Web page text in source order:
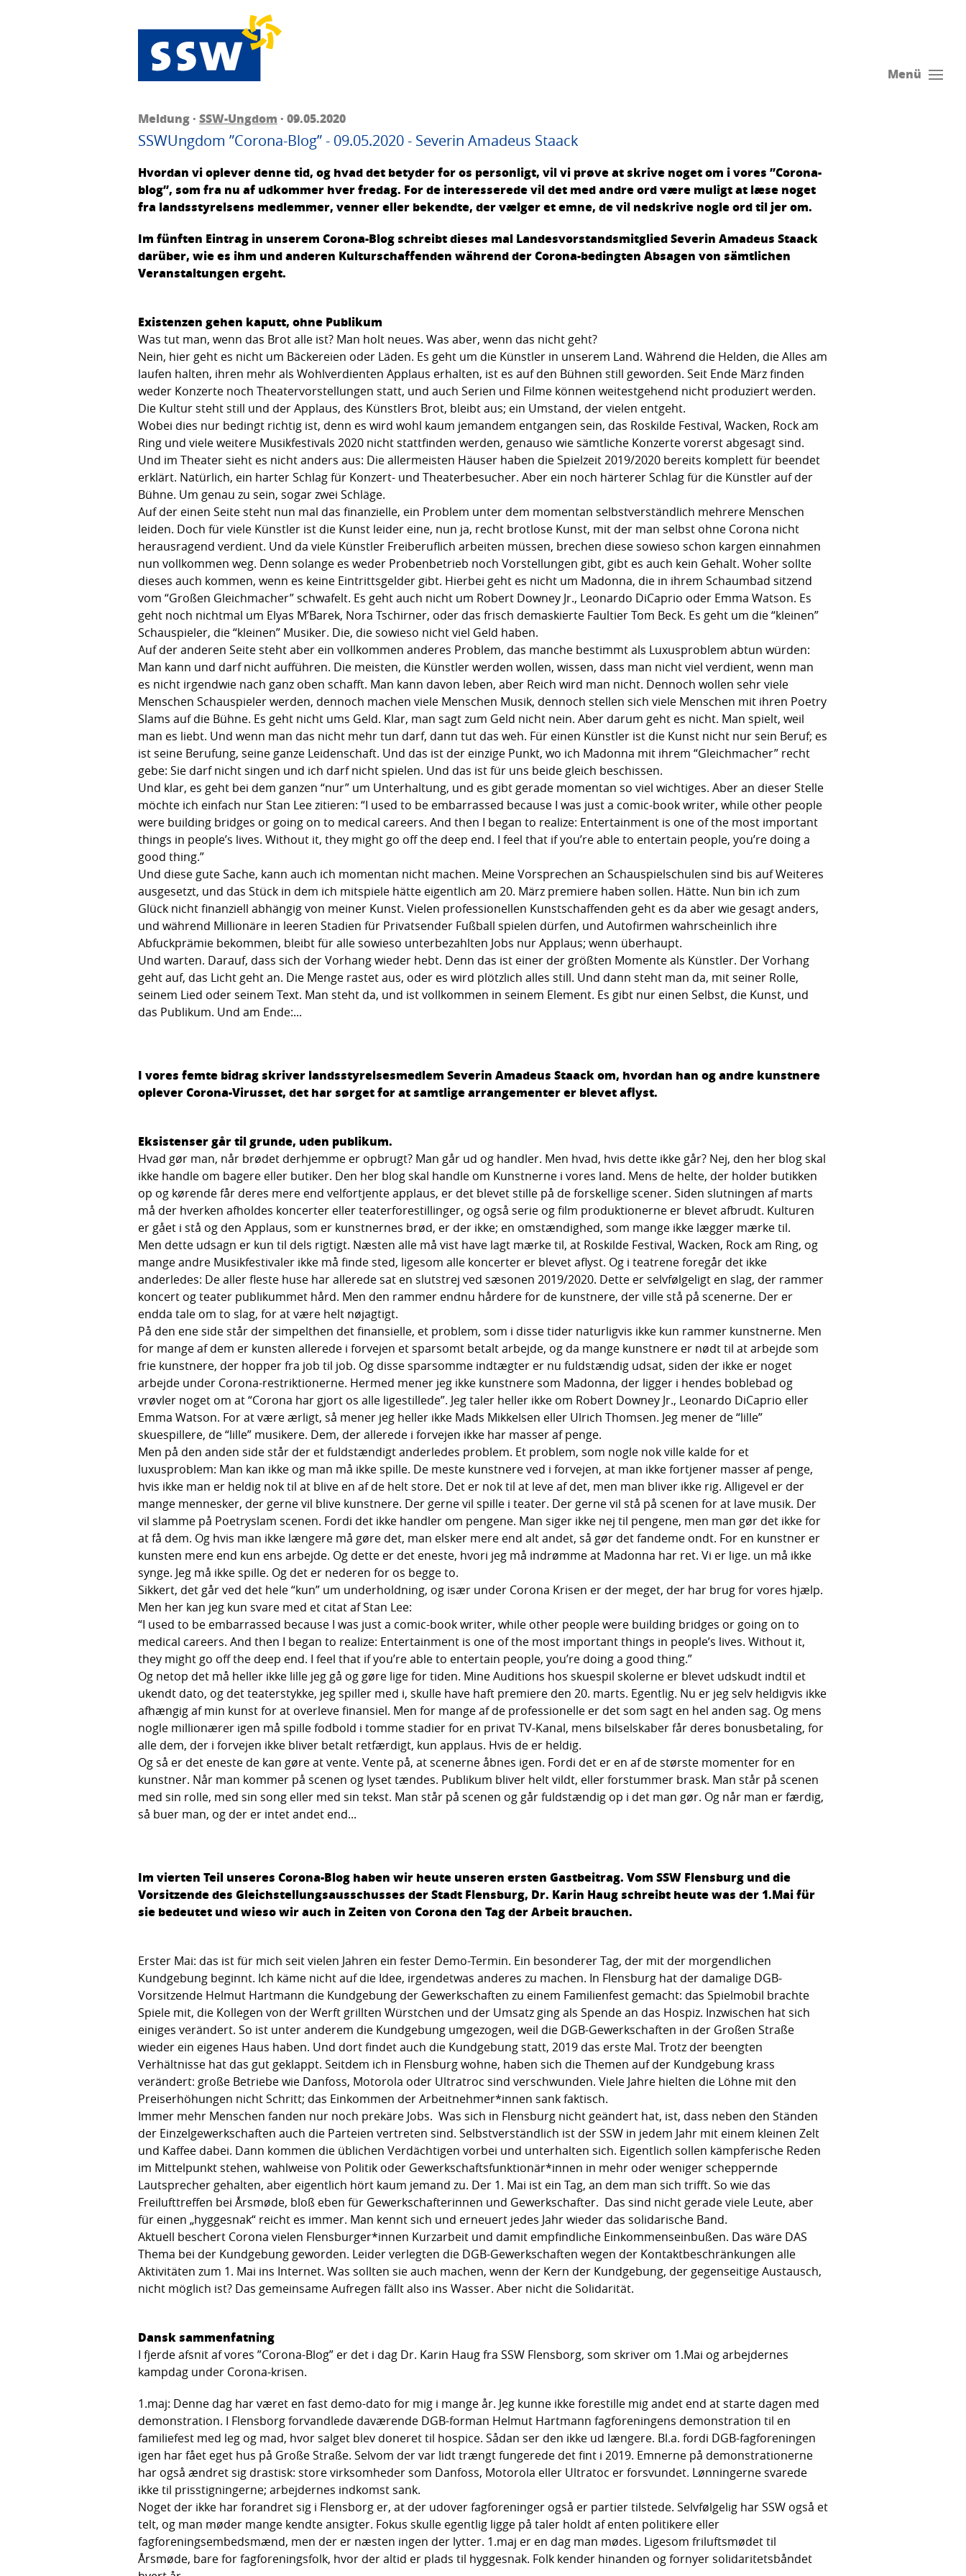
Menü
Meldung · SSW-Ungdom · 09.05.2020
SSWUngdom ”Corona-Blog” - 09.05.2020 - Severin Amadeus Staack
Hvordan vi oplever denne tid, og hvad det betyder for os personligt, vil vi prøve at skrive noget om i vores ”Corona-
blog”, som fra nu af udkommer hver fredag. For de interesserede vil det med andre ord være muligt at læse noget
fra landsstyrelsens medlemmer, venner eller bekendte, der vælger et emne, de vil nedskrive nogle ord til jer om.
Im fünften Eintrag in unserem Corona-Blog schreibt dieses mal Landesvorstandsmitglied Severin Amadeus Staack
darüber, wie es ihm und anderen Kulturschaffenden während der Corona-bedingten Absagen von sämtlichen
Veranstaltungen ergeht.
Existenzen gehen kaputt, ohne Publikum
Was tut man, wenn das Brot alle ist? Man holt neues. Was aber, wenn das nicht geht?
Nein, hier geht es nicht um Bäckereien oder Läden. Es geht um die Künstler in unserem Land. Während die Helden, die Alles am
laufen halten, ihren mehr als Wohlverdienten Applaus erhalten, ist es auf den Bühnen still geworden. Seit Ende März finden
weder Konzerte noch Theatervorstellungen statt, und auch Serien und Filme können weitestgehend nicht produziert werden.
Die Kultur steht still und der Applaus, des Künstlers Brot, bleibt aus; ein Umstand, der vielen entgeht.
Wobei dies nur bedingt richtig ist, denn es wird wohl kaum jemandem entgangen sein, das Roskilde Festival, Wacken, Rock am
Ring und viele weitere Musikfestivals 2020 nicht stattfinden werden, genauso wie sämtliche Konzerte vorerst abgesagt sind.
Und im Theater sieht es nicht anders aus: Die allermeisten Häuser haben die Spielzeit 2019/2020 bereits komplett für beendet
erklärt. Natürlich, ein harter Schlag für Konzert- und Theaterbesucher. Aber ein noch härterer Schlag für die Künstler auf der
Bühne. Um genau zu sein, sogar zwei Schläge.
Auf der einen Seite steht nun mal das finanzielle, ein Problem unter dem momentan selbstverständlich mehrere Menschen
leiden. Doch für viele Künstler ist die Kunst leider eine, nun ja, recht brotlose Kunst, mit der man selbst ohne Corona nicht
herausragend verdient. Und da viele Künstler Freiberuflich arbeiten müssen, brechen diese sowieso schon kargen einnahmen
nun vollkommen weg. Denn solange es weder Probenbetrieb noch Vorstellungen gibt, gibt es auch kein Gehalt. Woher sollte
dieses auch kommen, wenn es keine Eintrittsgelder gibt. Hierbei geht es nicht um Madonna, die in ihrem Schaumbad sitzend
vom “Großen Gleichmacher” schwafelt. Es geht auch nicht um Robert Downey Jr., Leonardo DiCaprio oder Emma Watson. Es
geht noch nichtmal um Elyas M’Barek, Nora Tschirner, oder das frisch demaskierte Faultier Tom Beck. Es geht um die “kleinen”
Schauspieler, die “kleinen” Musiker. Die, die sowieso nicht viel Geld haben.
Auf der anderen Seite steht aber ein vollkommen anderes Problem, das manche bestimmt als Luxusproblem abtun würden:
Man kann und darf nicht aufführen. Die meisten, die Künstler werden wollen, wissen, dass man nicht viel verdient, wenn man
es nicht irgendwie nach ganz oben schafft. Man kann davon leben, aber Reich wird man nicht. Dennoch wollen sehr viele
Menschen Schauspieler werden, dennoch machen viele Menschen Musik, dennoch stellen sich viele Menschen mit ihren Poetry
Slams auf die Bühne. Es geht nicht ums Geld. Klar, man sagt zum Geld nicht nein. Aber darum geht es nicht. Man spielt, weil
man es liebt. Und wenn man das nicht mehr tun darf, dann tut das weh. Für einen Künstler ist die Kunst nicht nur sein Beruf; es
ist seine Berufung, seine ganze Leidenschaft. Und das ist der einzige Punkt, wo ich Madonna mit ihrem “Gleichmacher” recht
gebe: Sie darf nicht singen und ich darf nicht spielen. Und das ist für uns beide gleich beschissen.
Und klar, es geht bei dem ganzen “nur” um Unterhaltung, und es gibt gerade momentan so viel wichtiges. Aber an dieser Stelle
möchte ich einfach nur Stan Lee zitieren: “I used to be embarrassed because I was just a comic-book writer, while other people
were building bridges or going on to medical careers. And then I began to realize: Entertainment is one of the most important
things in people’s lives. Without it, they might go off the deep end. I feel that if you’re able to entertain people, you’re doing a
good thing.”
Und diese gute Sache, kann auch ich momentan nicht machen. Meine Vorsprechen an Schauspielschulen sind bis auf Weiteres
ausgesetzt, und das Stück in dem ich mitspiele hätte eigentlich am 20. März premiere haben sollen. Hätte. Nun bin ich zum
Glück nicht finanziell abhängig von meiner Kunst. Vielen professionellen Kunstschaffenden geht es da aber wie gesagt anders,
und während Millionäre in leeren Stadien für Privatsender Fußball spielen dürfen, und Autofirmen wahrscheinlich ihre
Abfuckprämie bekommen, bleibt für alle sowieso unterbezahlten Jobs nur Applaus; wenn überhaupt.
Und warten. Darauf, dass sich der Vorhang wieder hebt. Denn das ist einer der größten Momente als Künstler. Der Vorhang
geht auf, das Licht geht an. Die Menge rastet aus, oder es wird plötzlich alles still. Und dann steht man da, mit seiner Rolle,
seinem Lied oder seinem Text. Man steht da, und ist vollkommen in seinem Element. Es gibt nur einen Selbst, die Kunst, und
das Publikum. Und am Ende:...
I vores femte bidrag skriver landsstyrelsesmedlem Severin Amadeus Staack om, hvordan han og andre kunstnere
oplever Corona-Virusset, det har sørget for at samtlige arrangementer er blevet aflyst.
Eksistenser går til grunde, uden publikum.
Hvad gør man, når brødet derhjemme er opbrugt? Man går ud og handler. Men hvad, hvis dette ikke går? Nej, den her blog skal
ikke handle om bagere eller butiker. Den her blog skal handle om Kunstnerne i vores land. Mens de helte, der holder butikken
op og kørende får deres mere end velfortjente applaus, er det blevet stille på de forskellige scener. Siden slutningen af marts
må der hverken afholdes koncerter eller teaterforestillinger, og også serie og film produktionerne er blevet afbrudt. Kulturen
er gået i stå og den Applaus, som er kunstnernes brød, er der ikke; en omstændighed, som mange ikke lægger mærke til.
Men dette udsagn er kun til dels rigtigt. Næsten alle må vist have lagt mærke til, at Roskilde Festival, Wacken, Rock am Ring, og
mange andre Musikfestivaler ikke må finde sted, ligesom alle koncerter er blevet aflyst. Og i teatrene foregår det ikke
anderledes: De aller fleste huse har allerede sat en slutstrej ved sæsonen 2019/2020. Dette er selvfølgeligt en slag, der rammer
koncert og teater publikummet hård. Men den rammer endnu hårdere for de kunstnere, der ville stå på scenerne. Der er
endda tale om to slag, for at være helt nøjagtigt.
På den ene side står der simpelthen det finansielle, et problem, som i disse tider naturligvis ikke kun rammer kunstnerne. Men
for mange af dem er kunsten allerede i forvejen et sparsomt betalt arbejde, og da mange kunstnere er nødt til at arbejde som
frie kunstnere, der hopper fra job til job. Og disse sparsomme indtægter er nu fuldstændig udsat, siden der ikke er noget
arbejde under Corona-restriktionerne. Hermed mener jeg ikke kunstnere som Madonna, der ligger i hendes boblebad og
vrøvler noget om at “Corona har gjort os alle ligestillede”. Jeg taler heller ikke om Robert Downey Jr., Leonardo DiCaprio eller
Emma Watson. For at være ærligt, så mener jeg heller ikke Mads Mikkelsen eller Ulrich Thomsen. Jeg mener de “lille”
skuespillere, de “lille” musikere. Dem, der allerede i forvejen ikke har masser af penge.
Men på den anden side står der et fuldstændigt anderledes problem. Et problem, som nogle nok ville kalde for et
luxusproblem: Man kan ikke og man må ikke spille. De meste kunstnere ved i forvejen, at man ikke fortjener masser af penge,
hvis ikke man er heldig nok til at blive en af de helt store. Det er nok til at leve af det, men man bliver ikke rig. Alligevel er der
mange mennesker, der gerne vil blive kunstnere. Der gerne vil spille i teater. Der gerne vil stå på scenen for at lave musik. Der
vil slamme på Poetryslam scenen. Fordi det ikke handler om pengene. Man siger ikke nej til pengene, men man gør det ikke for
at få dem. Og hvis man ikke længere må gøre det, man elsker mere end alt andet, så gør det fandeme ondt. For en kunstner er
kunsten mere end kun ens arbejde. Og dette er det eneste, hvori jeg må indrømme at Madonna har ret. Vi er lige. un må ikke
synge. Jeg må ikke spille. Og det er nederen for os begge to.
Sikkert, det går ved det hele “kun” um underholdning, og især under Corona Krisen er der meget, der har brug for vores hjælp.
Men her kan jeg kun svare med et citat af Stan Lee:
“I used to be embarrassed because I was just a comic-book writer, while other people were building bridges or going on to
medical careers. And then I began to realize: Entertainment is one of the most important things in people’s lives. Without it,
they might go off the deep end. I feel that if you’re able to entertain people, you’re doing a good thing.”
Og netop det må heller ikke lille jeg gå og gøre lige for tiden. Mine Auditions hos skuespil skolerne er blevet udskudt indtil et
ukendt dato, og det teaterstykke, jeg spiller med i, skulle have haft premiere den 20. marts. Egentlig. Nu er jeg selv heldigvis ikke
afhængig af min kunst for at overleve finansiel. Men for mange af de professionelle er det som sagt en hel anden sag. Og mens
nogle millionærer igen må spille fodbold i tomme stadier for en privat TV-Kanal, mens bilselskaber får deres bonusbetaling, for
alle dem, der i forvejen ikke bliver betalt retfærdigt, kun applaus. Hvis de er heldig.
Og så er det eneste de kan gøre at vente. Vente på, at scenerne åbnes igen. Fordi det er en af de største momenter for en
kunstner. Når man kommer på scenen og lyset tændes. Publikum bliver helt vildt, eller forstummer brask. Man står på scenen
med sin rolle, med sin song eller med sin tekst. Man står på scenen og går fuldstændig op i det man gør. Og når man er færdig,
så buer man, og der er intet andet end...
Im vierten Teil unseres Corona-Blog haben wir heute unseren ersten Gastbeitrag. Vom SSW Flensburg und die
Vorsitzende des Gleichstellungsausschusses der Stadt Flensburg, Dr. Karin Haug schreibt heute was der 1.Mai für
sie bedeutet und wieso wir auch in Zeiten von Corona den Tag der Arbeit brauchen.
Erster Mai: das ist für mich seit vielen Jahren ein fester Demo-Termin. Ein besonderer Tag, der mit der morgendlichen
Kundgebung beginnt. Ich käme nicht auf die Idee, irgendetwas anderes zu machen. In Flensburg hat der damalige DGB-
Vorsitzende Helmut Hartmann die Kundgebung der Gewerkschaften zu einem Familienfest gemacht: das Spielmobil brachte
Spiele mit, die Kollegen von der Werft grillten Würstchen und der Umsatz ging als Spende an das Hospiz. Inzwischen hat sich
einiges verändert. So ist unter anderem die Kundgebung umgezogen, weil die DGB-Gewerkschaften in der Großen Straße
wieder ein eigenes Haus haben. Und dort findet auch die Kundgebung statt, 2019 das erste Mal. Trotz der beengten
Verhältnisse hat das gut geklappt. Seitdem ich in Flensburg wohne, haben sich die Themen auf der Kundgebung krass
verändert: große Betriebe wie Danfoss, Motorola oder Ultratroc sind verschwunden. Viele Jahre hielten die Löhne mit den
Preiserhöhungen nicht Schritt; das Einkommen der Arbeitnehmer*innen sank faktisch.
Immer mehr Menschen fanden nur noch prekäre Jobs. Was sich in Flensburg nicht geändert hat, ist, dass neben den Ständen
der Einzelgewerkschaften auch die Parteien vertreten sind. Selbstverständlich ist der SSW in jedem Jahr mit einem kleinen Zelt
und Kaffee dabei. Dann kommen die üblichen Verdächtigen vorbei und unterhalten sich. Eigentlich sollen kämpferische Reden
im Mittelpunkt stehen, wahlweise von Politik oder Gewerkschaftsfunktionär*innen in mehr oder weniger scheppernde
Lautsprecher gehalten, aber eigentlich hört kaum jemand zu. Der 1. Mai ist ein Tag, an dem man sich trifft. So wie das
Freilufttreffen bei Årsmøde, bloß eben für Gewerkschafterinnen und Gewerkschafter. Das sind nicht gerade viele Leute, aber
für einen „hyggesnak“ reicht es immer. Man kennt sich und erneuert jedes Jahr wieder das solidarische Band.
Aktuell beschert Corona vielen Flensburger*innen Kurzarbeit und damit empfindliche Einkommenseinbußen. Das wäre DAS
Thema bei der Kundgebung geworden. Leider verlegten die DGB-Gewerkschaften wegen der Kontaktbeschränkungen alle
Aktivitäten zum 1. Mai ins Internet. Was sollten sie auch machen, wenn der Kern der Kundgebung, der gegenseitige Austausch,
nicht möglich ist? Das gemeinsame Aufregen fällt also ins Wasser. Aber nicht die Solidarität.
Dansk sammenfatning
I fjerde afsnit af vores ”Corona-Blog” er det i dag Dr. Karin Haug fra SSW Flensborg, som skriver om 1.Mai og arbejdernes
kampdag under Corona-krisen.
1.maj: Denne dag har været en fast demo-dato for mig i mange år. Jeg kunne ikke forestille mig andet end at starte dagen med
demonstration. I Flensborg forvandlede daværende DGB-forman Helmut Hartmann fagforeningens demonstration til en
familiefest med leg og mad, hvor salget blev doneret til hospice. Sådan ser den ikke ud længere. Bl.a. fordi DGB-fagforeningen
igen har fået eget hus på Große Straße. Selvom der var lidt trængt fungerede det fint i 2019. Emnerne på demonstrationerne
har også ændret sig drastisk: store virksomheder som Danfoss, Motorola eller Ultratoc er forsvundet. Lønningerne svarede
ikke til prisstigningerne; arbejdernes indkomst sank.
Noget der ikke har forandret sig i Flensborg er, at der udover fagforeninger også er partier tilstede. Selvfølgelig har SSW også et
telt, og man møder mange kendte ansigter. Fokus skulle egentlig ligge på taler holdt af enten politikere eller
fagforeningsembedsmænd, men der er næsten ingen der lytter. 1.maj er en dag man mødes. Ligesom friluftsmødet til
Årsmøde, bare for fagforeningsfolk, hvor der altid er plads til hyggesnak. Folk kender hinanden og fornyer solidaritetsbåndet